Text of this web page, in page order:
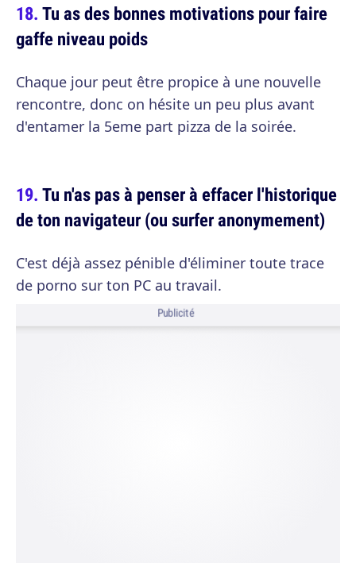
Tu as des bonnes motivations pour faire
gaffe niveau poids
Chaque jour peut être propice à une nouvelle
rencontre, donc on hésite un peu plus avant
d'entamer la 5eme part pizza de la soirée.
Tu n'as pas à penser à effacer l'historique
de ton navigateur (ou surfer anonymement)
C'est déjà assez pénible d'éliminer toute trace
de porno sur ton PC au travail.
Publicité